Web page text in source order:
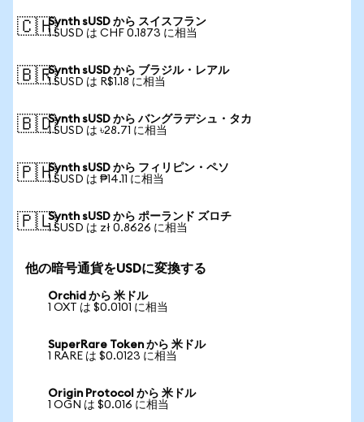
🇨🇭Synth sUSD から スイスフラン
1 SUSD は CHF 0.1873 に相当
🇧🇷Synth sUSD から ブラジル・レアル
1 SUSD は R$1.18 に相当
🇧🇩Synth sUSD から バングラデシュ・タカ
1 SUSD は ৳28.71 に相当
🇵🇭Synth sUSD から フィリピン・ペソ
1 SUSD は ₱14.11 に相当
🇵🇱Synth sUSD から ポーランド ズロチ
1 SUSD は zł 0.8626 に相当
他の暗号通貨をUSDに変換する
Orchid から 米ドル
1 OXT は $0.0101 に相当
SuperRare Token から 米ドル
1 RARE は $0.0123 に相当
Origin Protocol から 米ドル
1 OGN は $0.016 に相当